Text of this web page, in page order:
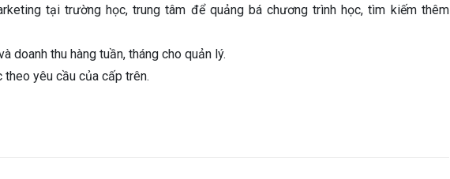
tại trường học, trung tâm để quảng bá chương trình học, tìm kiếm thêm
doanh thu hàng tuần, tháng cho quản lý.
theo yêu cầu của cấp trên.